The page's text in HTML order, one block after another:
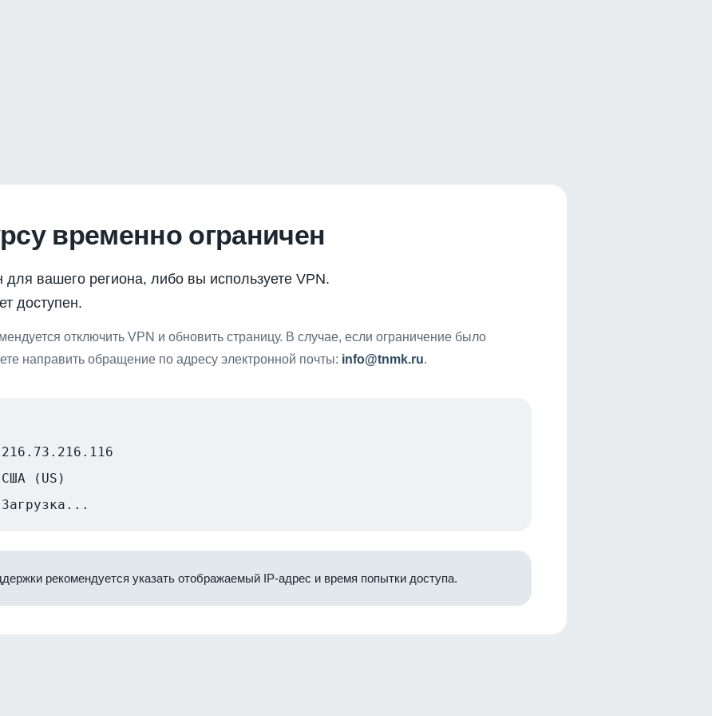
временно ограничен
вашего региона, либо вы используете VPN.
доступен.
отключить VPN и обновить страницу. В случае, если ограничение было
направить обращение по адресу электронной почты: info@tnmk.ru.
216.73.216.116
США (US)
Загрузка...
рекомендуется указать отображаемый IP-адрес и время попытки доступа.